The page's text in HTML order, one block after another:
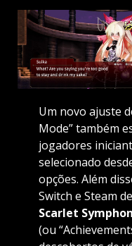
Um novo ajuste
Mode” também
jogadores
selecionado
opções. Além
Switch e Steam de
Scarlet
(ou